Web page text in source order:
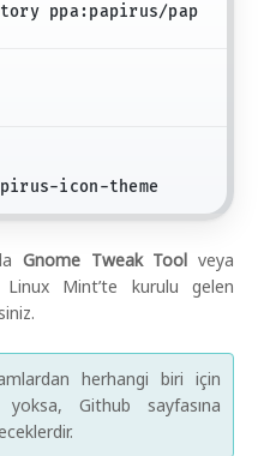
ppa:papirus/pap
icon-theme
Gnome Tweak Tool veya
Linux Mint’te kurulu gelen
herhangi biri için
Github sayfasına